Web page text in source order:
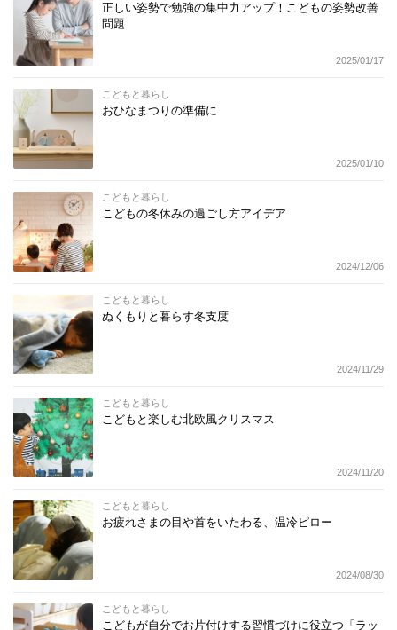
正しい姿勢で勉強の集中力アップ！こどもの姿勢改善
問題
2025/01/17
こどもと暮らし
おひなまつりの準備に
2025/01/10
こどもと暮らし
こどもの冬休みの過ごし方アイデア
2024/12/06
こどもと暮らし
ぬくもりと暮らす冬支度
2024/11/29
こどもと暮らし
こどもと楽しむ北欧風クリスマス
2024/11/20
こどもと暮らし
お疲れさまの目や首をいたわる、温冷ピロー
2024/08/30
こどもと暮らし
こどもが自分でお片付けする習慣づけに役立つ「ラッ